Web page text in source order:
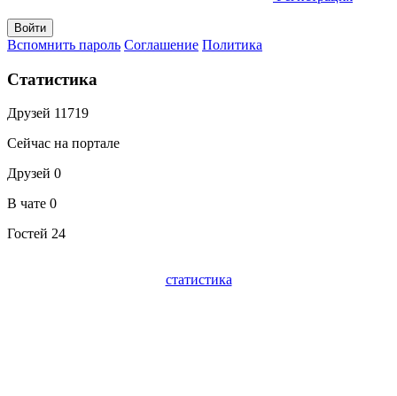
Вспомнить пароль Соглашение Политика
Статистика
Друзей 11719
Сейчас на портале
Друзей 0
В чате 0
Гостей 24
статистика